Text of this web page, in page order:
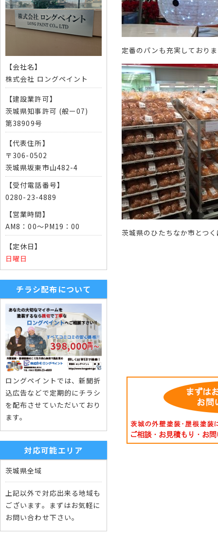
定番のパンも充実しており
茨城県のひたちなか市とつ
【会社名】
株式会社 ロングペイント
【建設業許可】
茨城県知事許可 (般ー07)
第38909号
【代表住所】
〒306-0502
茨城県坂東市山482-4
【受付電話番号】
0280-23-4889
【営業時間】
AM8：00～PM19：00
【定休日】
日曜日
チラシ配布について
ロングペイントでは、新聞折
込広告などで定期的にチラシ
を配布させていただいており
ます。
対応可能エリア
茨城県全域
上記以外で対応出来る地域も
ございます。まずはお気軽に
お問い合わせ下さい。